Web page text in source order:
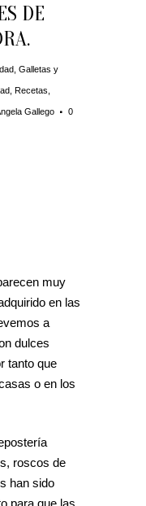
DE
Galletas y
Recetas
Gallego 0
muy
en las
a
dulces
tanto que
o en los
roscos de
han sido
para que las